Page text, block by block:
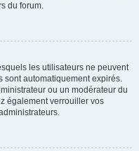
du forum.
les utilisateurs ne peuvent
sont automatiquement expirés.
ou un modérateur du
également verrouiller vos